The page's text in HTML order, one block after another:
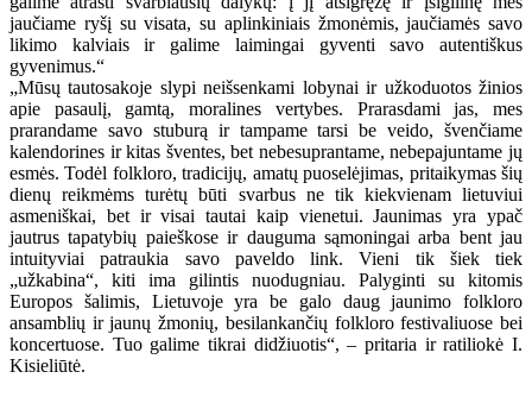
jaučiame ryšį su visata, su aplinkiniais žmonėmis, jaučiamės savo
likimo kalviais ir galime laimingai gyventi savo autentiškus
gyvenimus.“
„Mūsų tautosakoje slypi neišsenkami lobynai ir užkoduotos žinios
apie pasaulį, gamtą, moralines vertybes. Prarasdami jas, mes
prarandame savo stuburą ir tampame tarsi be veido, švenčiame
kalendorines ir kitas šventes, bet nebesuprantame, nebepajuntame jų
esmės. Todėl folkloro, tradicijų, amatų puoselėjimas, pritaikymas šių
dienų reikmėms turėtų būti svarbus ne tik kiekvienam lietuviui
asmeniškai, bet ir visai tautai kaip vienetui. Jaunimas yra ypač
jautrus tapatybių paieškose ir dauguma sąmoningai arba bent jau
intuityviai patraukia savo paveldo link. Vieni tik šiek tiek
„užkabina“, kiti ima gilintis nuodugniau. Palyginti su kitomis
Europos šalimis, Lietuvoje yra be galo daug jaunimo folkloro
ansamblių ir jaunų žmonių, besilankančių folkloro festivaliuose bei
koncertuose. Tuo galime tikrai didžiuotis“, – pritaria ir ratiliokė I.
Kisieliūtė.